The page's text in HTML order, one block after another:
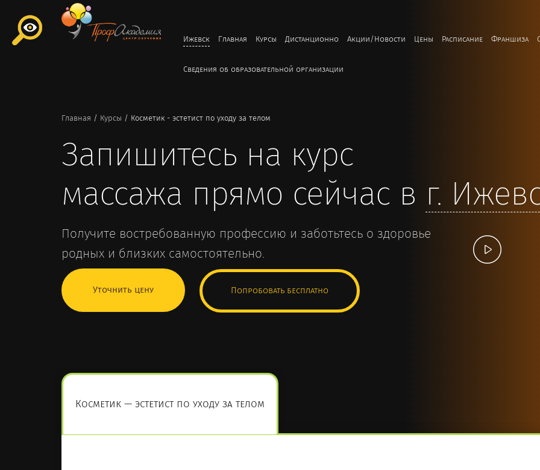
Ижевск Главная Курсы Дистанционно Акции/Новости Цены Расписание Франшиза
Сведения об образовательной организации
Главная / Курсы / Косметик - эстетист по уходу за телом
Запишитесь на курс
массажа прямо сейчас в г.
Получите востребованную профессию и заботьтесь о здоровье
родных и близких самостоятельно.
Уточнить цену Попробовать бесплатно
Косметик — эстетист по уходу за телом